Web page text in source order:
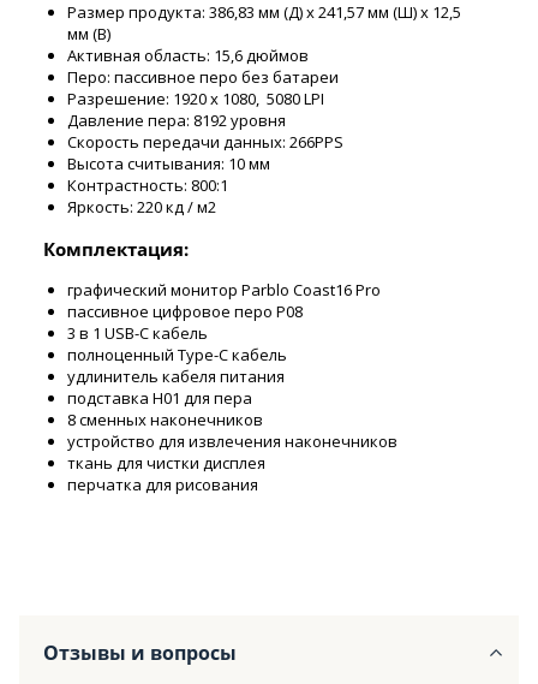
Размер продукта: 386,83 мм (Д) х 241,57 мм (Ш) х 12,5
мм (В)
Активная область: 15,6 дюймов
Перо: пассивное перо без батареи
Разрешение: 1920 x 1080, 5080 LPI
Давление пера: 8192 уровня
Скорость передачи данных: 266PPS
Высота считывания: 10 мм
Контрастность: 800:1
Яркость: 220 кд / м2
Комплектация:
графический монитор Parblo Coast16 Pro
пассивное цифровое перо P08
3 в 1 USB-C кабель
полноценный Type-C кабель
удлинитель кабеля питания
подставка H01 для пера
8 сменных наконечников
устройство для извлечения наконечников
ткань для чистки дисплея
перчатка для рисования
Отзывы и вопросы